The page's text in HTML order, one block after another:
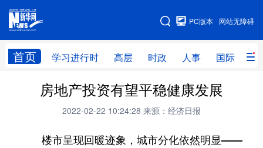
网站无障碍
PC版本
首页 学习进行时 高层 时政 人事 国际 财
网站地图
学习进行时 高层 时政 人事
财经 网评
台湾 思客智库 全球连线 教育
房地产投资有望平稳健康发展
2022-02-22 10:24:28 来源：经济日报
楼市呈现回暖迹象，城市分化依然明显——